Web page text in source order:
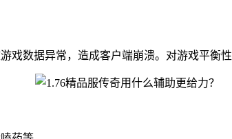
戏数据异常，造成客户端崩溃。对游戏平衡